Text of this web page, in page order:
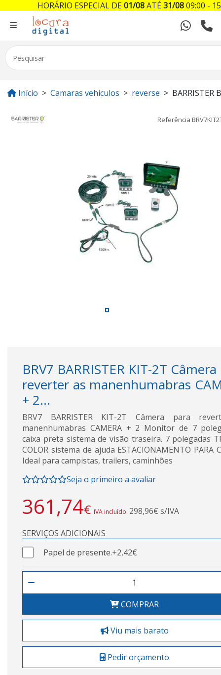
Início Camaras vehiculos reverse BARRISTER
Referência
BRV7 BARRISTER KIT-2T
reverter as manenhumabras
+ 2...
BRV7 BARRISTER KIT-2T Câmera para
manenhumabras CAMERA + 2 Monitor de 7
caixa preta sistema de visão traseira. 7 polegadas
COLOR sistema de ajuda ESTACIONAMENTO PARA
Ideal para campistas, trailers, caminhões
Seja o primeiro a avaliar
361,74€ IVA incluído 298,96€ s/IVA
SERVIÇOS ADICIONAIS
Papel de presente.+2,42€
COMPRAR
Viu mais barato
Pedir orçamento
HORÁRIO ESPECIAL DE01/08ATÉ31/0809:00 -